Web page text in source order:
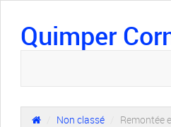
Quimper
Non classé Remontée